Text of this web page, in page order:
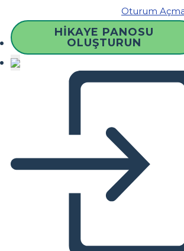
Oturum
HIKAYE PANOSU
OLUŞTURUN